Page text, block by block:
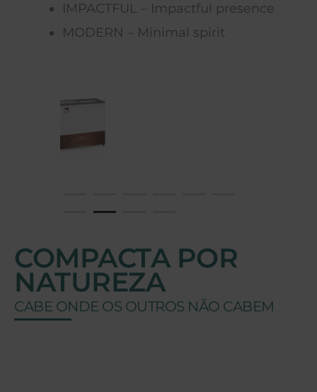
IMPACTFUL – Impactful presence
MODERN – Minimal spirit
COMPACTA POR
NATUREZA
CABE ONDE OS OUTROS NÃO CABEM